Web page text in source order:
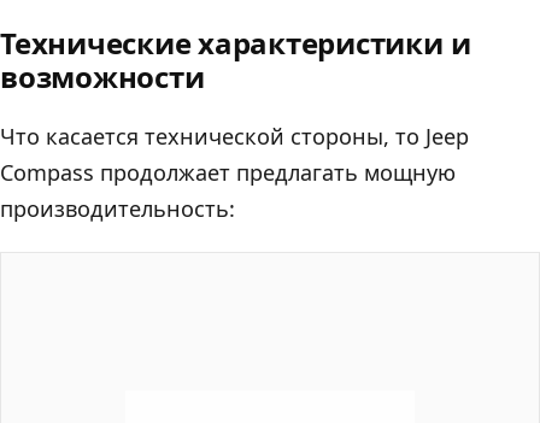
Технические характеристики и
возможности
Что касается технической стороны, то Jeep
Compass продолжает предлагать мощную
производительность: